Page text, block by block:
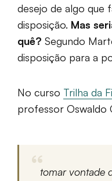
desejo de algo que
disposição. Mas
quê? Segundo
disposição para a
No curso Trilha da
professor Oswaldo
tomar vontade